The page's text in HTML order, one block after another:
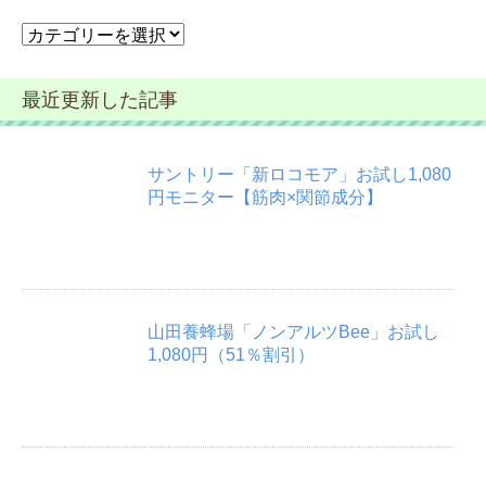
カ
ゴ
リ
ー
最近更新した記事
サントリー「新ロコモア」お試し1,080
円モニター【筋肉×関節成分】
山田養蜂場「ノンアルツBee」お試し
1,080円（51％割引）